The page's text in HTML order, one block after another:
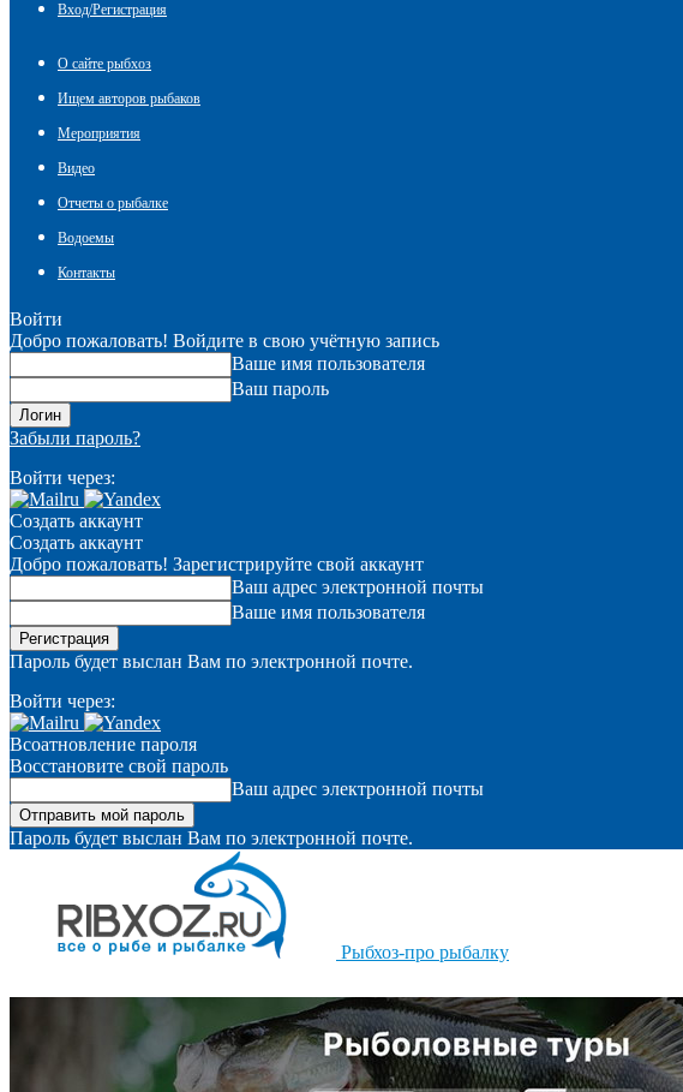
Вход/Регистрация
О сайте рыбхоз
Ищем авторов рыбаков
Мероприятия
Видео
Отчеты о рыбалке
Водоемы
Контакты
Войти
Добро пожаловать! Войдите в свою учётную запись
Ваше имя пользователя
Ваш пароль
Забыли пароль?
Войти через:
Создать аккаунт
Создать аккаунт
Добро пожаловать! Зарегистрируйте свой аккаунт
Ваш адрес электронной почты
Ваше имя пользователя
Пароль будет выслан Вам по электронной почте.
Войти через:
Всоатновление пароля
Восстановите свой пароль
Ваш адрес электронной почты
Пароль будет выслан Вам по электронной почте.
Рыбхоз-про рыбалку